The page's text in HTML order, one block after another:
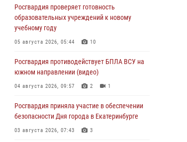
Росгвардия проверяет готовность
образовательных учреждений к новому
учебному году
05 августа 2026, 05:44 10
Росгвардия противодействует БПЛА ВСУ на
южном направлении (видео)
04 августа 2026, 09:57 2 1
Росгвардия приняла участие в обеспечении
безопасности Дня города в Екатеринбурге
03 августа 2026, 07:43 3